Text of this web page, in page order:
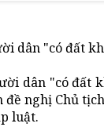
dân "có đất
dân "có đất
đề nghị Chủ
luật.